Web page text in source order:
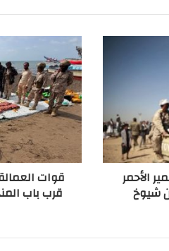
الأحمر
شيوخ
قوات
قرب باب